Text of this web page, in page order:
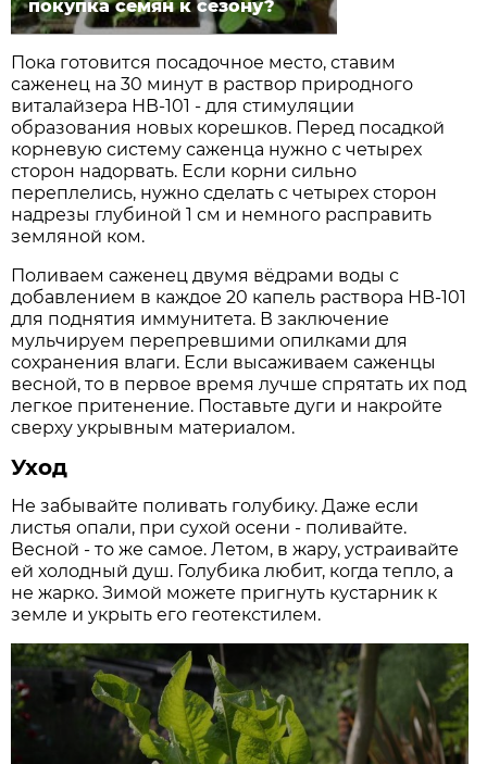
покупка семян к сезону?
Пока готовится посадочное место, ставим
саженец на 30 минут в раствор природного
виталайзера НВ-101 - для стимуляции
образования новых корешков. Перед посадкой
корневую систему саженца нужно с четырех
сторон надорвать. Если корни сильно
переплелись, нужно сделать с четырех сторон
надрезы глубиной 1 см и немного расправить
земляной ком.
Поливаем саженец двумя вёдрами воды с
добавлением в каждое 20 капель раствора НВ-101
для поднятия иммунитета. В заключение
мульчируем перепревшими опилками для
сохранения влаги. Если высаживаем саженцы
весной, то в первое время лучше спрятать их под
легкое притенение. Поставьте дуги и накройте
сверху укрывным материалом.
Уход
Не забывайте поливать голубику. Даже если
листья опали, при сухой осени - поливайте.
Весной - то же самое. Летом, в жару, устраивайте
ей холодный душ. Голубика любит, когда тепло, а
не жарко. Зимой можете пригнуть кустарник к
земле и укрыть его геотекстилем.